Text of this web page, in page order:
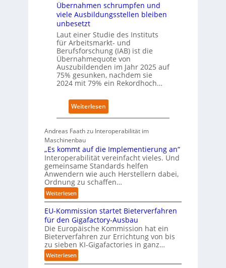
f
P
a
t
z
1
s
c
a
f
t
z
e
i
t
s
i
h
o
b
u
s
Übernahmen schrumpfen und
viele Ausbildungsstellen bleiben
unbesetzt
Laut einer Studie des Instituts
für Arbeitsmarkt- und
Berufsforschung (IAB) ist die
Übernahmequote von
Auszubildenden im Jahr 2025 auf
75% gesunken, nachdem sie
2024 mit 79% ein Rekordhoch…
Weiterlesen:
Ü
e
n
a
h
m
e
c
h
r
u
Andreas Faath zu Interoperabilität im
Maschinenbau
„Es kommt auf die Implementierung an“
Interoperabilität vereinfacht vieles. Und
gemeinsame Standards helfen
Anwendern wie auch Herstellern dabei,
Ordnung zu schaffen…
Weiterlesen:
„
E
s
k
o
m
m
t
EU-Kommission startet Bieterverfahren
für den Gigafactory-Ausbau
Die Europäische Kommission hat ein
Bieterverfahren zur Errichtung von bis
zu sieben KI-Gigafactories in ganz…
Weiterlesen:
E